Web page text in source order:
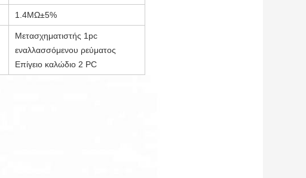
1.4MΩ±5%
Μετασχηματιστής 1pc
εναλλασσόμενου ρεύματος
Επίγειο καλώδιο 2 PC